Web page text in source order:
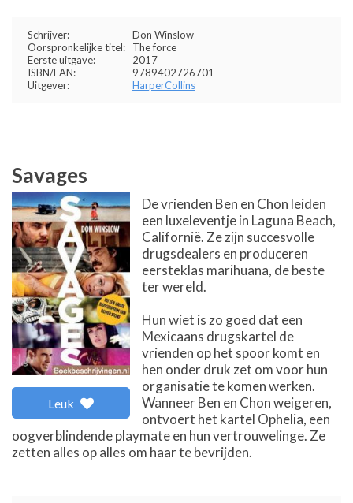
Schrijver:
Don Winslow
Oorspronkelijke titel:
The force
Eerste uitgave:
2017
ISBN/EAN:
9789402726701
Uitgever:
HarperCollins
Savages
Leuk
De vrienden Ben en Chon leiden
een luxeleventje in Laguna Beach,
Californië. Ze zijn succesvolle
drugsdealers en produceren
eersteklas marihuana, de beste
ter wereld.
Hun wiet is zo goed dat een
Mexicaans drugskartel de
vrienden op het spoor komt en
hen onder druk zet om voor hun
organisatie te komen werken.
Wanneer Ben en Chon weigeren,
ontvoert het kartel Ophelia, een
oogverblindende playmate en hun vertrouwelinge. Ze
zetten alles op alles om haar te bevrijden.